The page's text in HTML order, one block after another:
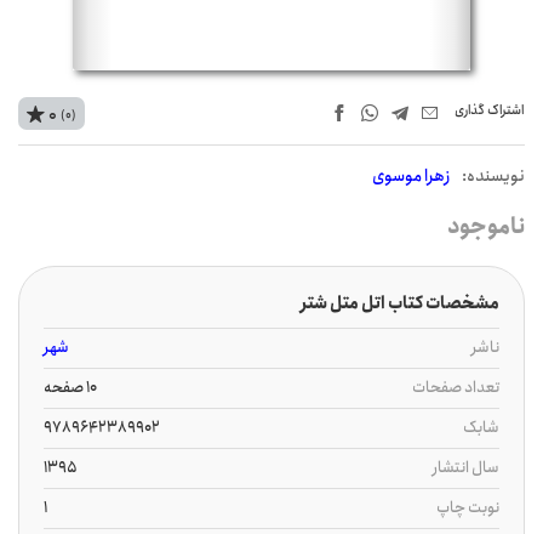
اشتراک‌ گذاری
نويسنده: زهرا موسوی
0 (0)
ناموجود
مشخصات کتاب اتل متل شتر
ناشر
شهر
تعداد صفحات
10 صفحه
شابک
9789642389902
سال انتشار
1395
نوبت چاپ
1